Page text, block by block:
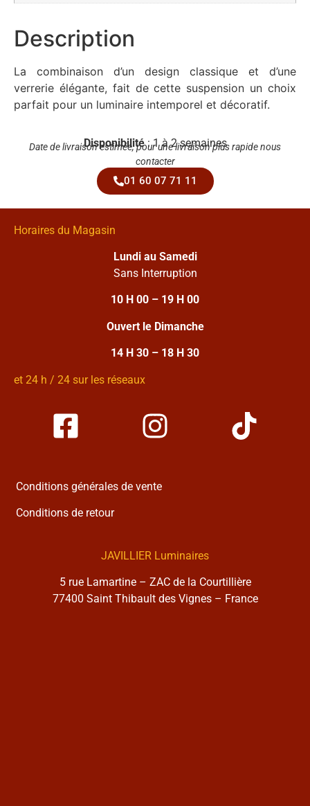
Description
La combinaison d’un design classique et d’une
verrerie élégante, fait de cette suspension un choix
parfait pour un luminaire intemporel et décoratif.
Disponibilité: 1 à 2 semaines
Date de livraison estimée, pour une livraison plus rapide nous
contacter
01 60 07 71 11
Horaires du Magasin
Lundi au Samedi
Sans Interruption
10 H 00 – 19 H 00
Ouvert le Dimanche
14 H 30 – 18 H 30
et 24 h / 24 sur les réseaux
Conditions générales de vente
Conditions de retour
JAVILLIER Luminaires
5 rue Lamartine – ZAC de la Courtillière
77400 Saint Thibault des Vignes – France